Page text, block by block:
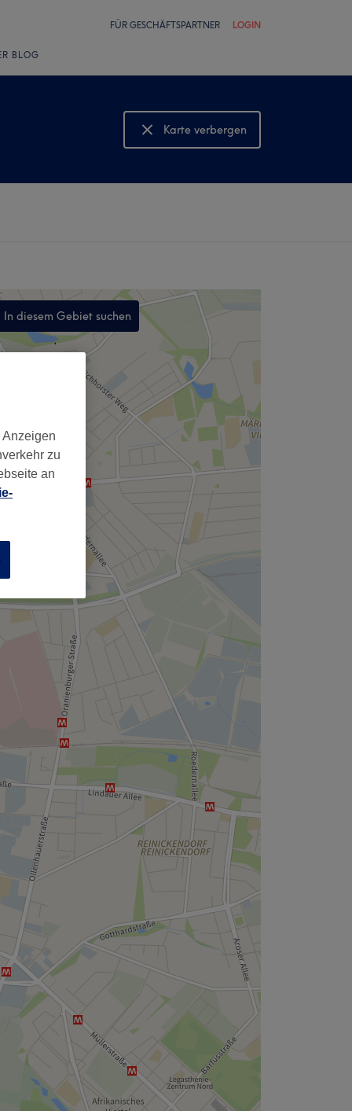
FÜR GESCHÄFTSPARTNER LOGIN
BLOG
Karte verbergen
Karte anzeigen
In diesem Gebiet suchen
,
zu
an